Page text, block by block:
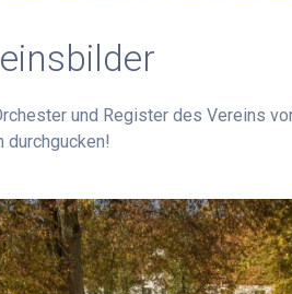
und Register des Vereins
durchgucken!